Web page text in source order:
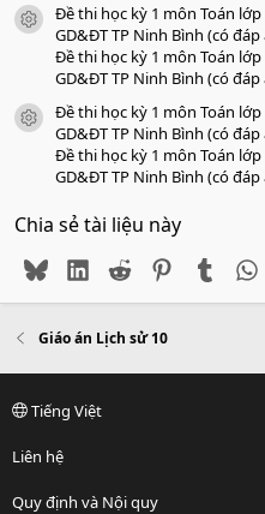
icon tài liệu
Đề thi học kỳ 1 môn Toán lớp
GD&ĐT TP Ninh Bình (có đáp
Đề thi học kỳ 1 môn Toán lớp
GD&ĐT TP Ninh Bình (có đáp
icon tài liệu
Đề thi học kỳ 1 môn Toán lớp
GD&ĐT TP Ninh Bình (có đáp
Đề thi học kỳ 1 môn Toán lớp
GD&ĐT TP Ninh Bình (có đáp
Chia sẻ tài liệu này
BlueskyLinkedIn
Reddit PinterestTumblr
Giáo án Lịch sử 10
Tiếng Việt
Liên hệ
Quy định và Nội quy